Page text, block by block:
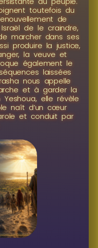
toutefois du
de
de le craindre,
marcher dans ses
produire la justice,
la veuve et
également le
laissées
nous appelle
et à garder la
elle révèle
naît d’un cœur
et conduit par